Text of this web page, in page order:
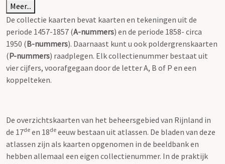
Meer...
De collectie kaarten bevat kaarten en tekeningen uit de
periode 1457-1857 (A-nummers) en de periode 1858- circa
1950 (B-nummers). Daarnaast kunt u ook poldergrenskaarten
(P-nummers) raadplegen. Elk collectienummer bestaat uit
vier cijfers, voorafgegaan door de letter A, B of P en een
koppelteken.
De overzichtskaarten van het beheersgebied van Rijnland in
de 17de en 18de eeuw bestaan uit atlassen. De bladen van deze
atlassen zijn als kaarten opgenomen in de beeldbank en
hebben allemaal een eigen collectienummer. In de praktijk